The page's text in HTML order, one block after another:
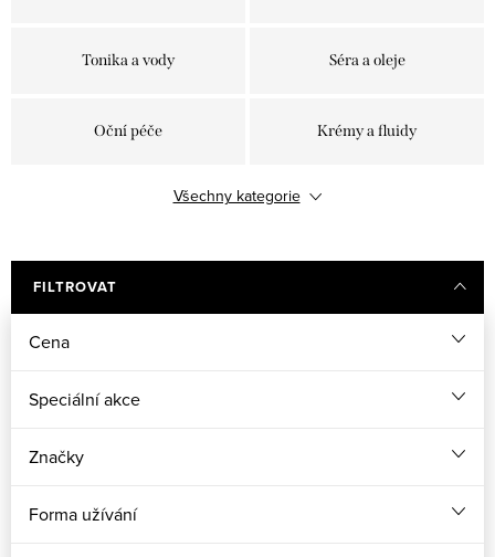
Tonika a vody Séra a oleje
Oční péče Krémy a fluidy
Pleťové maskyVšechny kategorie
FILTROVAT
Cena
Speciální akce
Značky
Forma užívání